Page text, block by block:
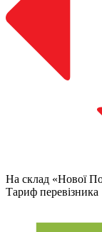
На склад «Нової
Тариф перевізника